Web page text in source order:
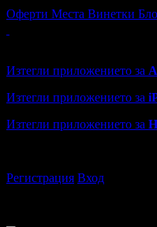
Оферти Места Винетки
Изтегли приложението за
Изтегли приложението за
Изтегли приложението за
Регистрация Вход